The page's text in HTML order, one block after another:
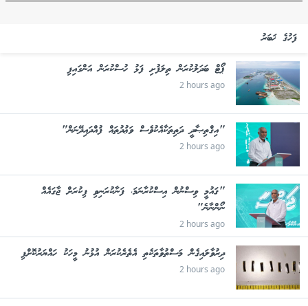
ފަހުގެ ޚަބަރު
ޕޯޓް ބަދަލުކުރަން ތިލަފުށި ފަޅު ހުސްކުރަން އަންގައިފި
2 hours ago
"އިޤްތިޞާދީ ދަތިތަކާއެކުވެސް ވަޢުދުތައް ފުއްދައިދޭނަން"
2 hours ago
"ޤައުމީ ވިސްނުން އިސްކުރާނަމަ، ފަނާކުރަނިވި ފިކުރަށް ޖާގައެއް
ނޯންނާނެ"
2 hours ago
ދިރުވާލައިގެން މަސްތުވާތަކެތި އެތެރެކުރަން އުޅުނު މީހަކު ހައްޔަރުކޮށްފި
2 hours ago